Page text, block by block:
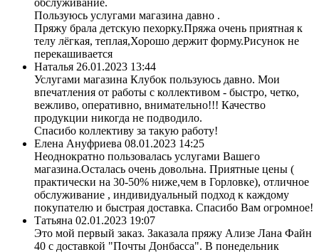
Пользуюсь услугами магазина давно .
Пряжу брала детскую пехорку.Пряжа очень приятная к
телу лёгкая, теплая,Хорошо держит форму.Рисунок не
перекашивается
Наталья 26.01.2023 13:44
Услугами магазина Клубок пользуюсь давно. Мои
впечатления от работы с коллективом - быстро, четко,
вежливо, оперативно, внимательно!!! Качество
продукции никогда не подводило.
Спасибо коллективу за такую работу!
Елена Ануфриева 08.01.2023 14:25
Неоднократно пользовалась услугами Вашего
магазина.Осталась очень довольна. Приятные цены (
практически на 30-50% ниже,чем в Горловке), отличное
обслуживание , индивидуальный подход к каждому
покупателю и быстрая доставка. Спасибо Вам огромное!
Татьяна 02.01.2023 19:07
Это мой первый заказ. Заказала пряжу Ализе Лана Файн
40 с доставкой "Почты Донбасса". В понедельник